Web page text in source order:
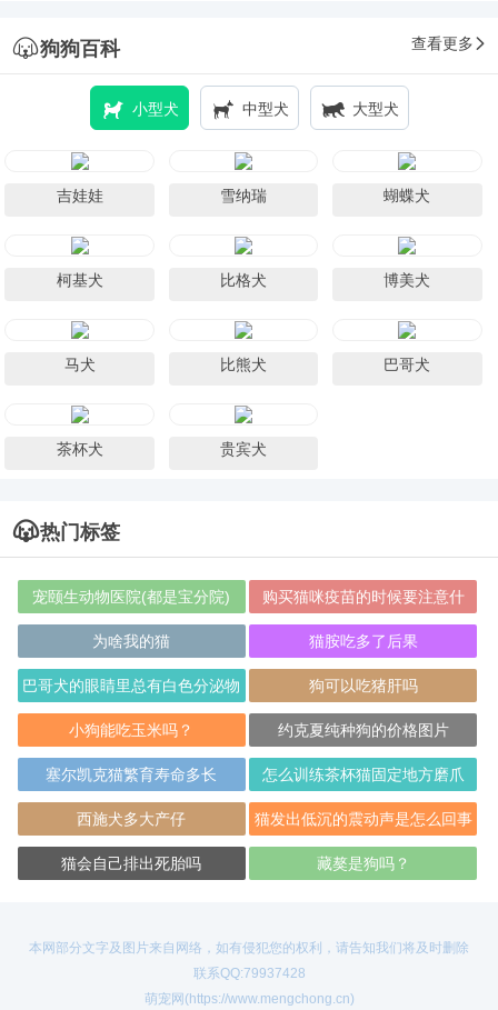
狗狗百科 查看更多
小型犬 中型犬 大型犬
吉娃娃 雪纳瑞 蝴蝶犬
柯基犬 比格犬 博美犬
马犬 比熊犬 巴哥犬
茶杯犬 贵宾犬
热门标签
宠颐生动物医院(都是宝分院)
购买猫咪疫苗的时候要注意什
么？
为啥我的猫 猫胺吃多了后果
巴哥犬的眼睛里总有白色分泌物 狗可以吃猪肝吗
小狗能吃玉米吗？ 约克夏纯种狗的价格图片
塞尔凯克猫繁育寿命多长 怎么训练茶杯猫固定地方磨爪
西施犬多大产仔 猫发出低沉的震动声是怎么回事
猫会自己排出死胎吗 藏獒是狗吗？
本网部分文字及图片来自网络，如有侵犯您的权利，请告知我们将及时删除
联系QQ:79937428
萌宠网(https://www.mengchong.cn)